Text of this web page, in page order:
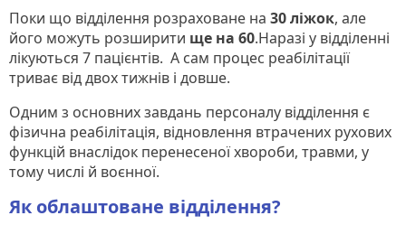
Поки що відділення розраховане на 30 ліжок, але
його можуть розширити ще на 60.Наразі у відділенні
лікуються 7 пацієнтів. А сам процес реабілітації
триває від двох тижнів і довше.
Одним з основних завдань персоналу відділення є
фізична реабілітація, відновлення втрачених рухових
функцій внаслідок перенесеної хвороби, травми, у
тому числі й воєнної.
Як облаштоване відділення?